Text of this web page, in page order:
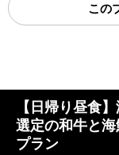
この
【日帰り昼食
選定の和牛と
プラン